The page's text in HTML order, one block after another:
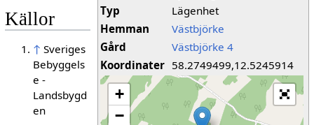
Typ
Lägenhet
Hemman
Västbjörke
Gård
Västbjörke 4
Koordinater 58.2749499,12.5245914
+
−
Källor
↑ Sveriges
Bebyggels
e -
Landsbygd
en